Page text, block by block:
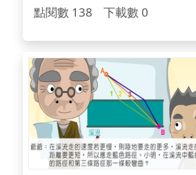
點閱數 138 下載數 0